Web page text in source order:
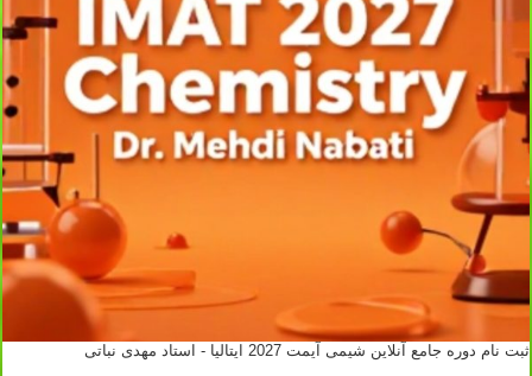
ثبت نام دوره جامع آنلاین شیمی آیمت 2027 ایتالیا - استاد مهدی نباتی